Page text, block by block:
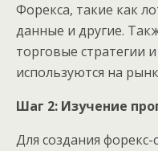
Форекса, такие как
данные и другие.
торговые стратегии
используются на
Шаг 2: Изучение
Для создания